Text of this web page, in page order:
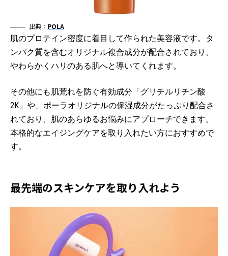
出典： POLA
肌のプロテイン密度に着目して作られた美容液です。タ
ンパク質を含むオリジナル複合成分が配合されており、
やわらかくハリのある肌へと導いてくれます。
その他にも肌荒れを防ぐ有効成分「グリチルリチン酸
2K」や、ポーラオリジナルの保湿成分がたっぷり配合さ
れており、肌のあらゆるお悩みにアプローチできます。
本格的なエイジングケアを取り入れたい方におすすめで
す。
最先端のスキンケアを取り入れよう